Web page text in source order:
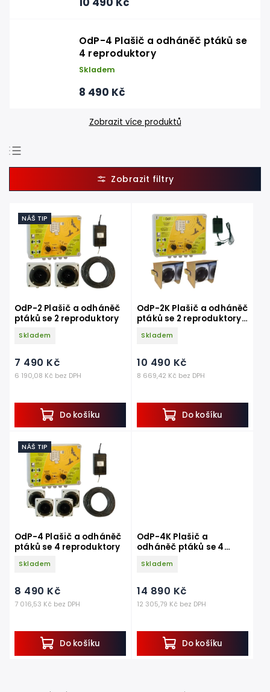
OdP-4 Plašič a odháněč ptáků se
4 reproduktory
Skladem
8 490 Kč
Zobrazit více produktů
Doporučujeme
Nejlevnější
Nejprodávanější
Abecedně
NÁŠ TIP
OdP-2 Plašič a odháněč
ptáků se 2 reproduktory
Skladem
6 190,08 Kč bez DPH
7 490 Kč
Do košíku
OdP-2K Plašič a odháněč
ptáků se 2 reproduktory s
Skladem
8 669,42 Kč bez DPH
10 490 Kč
Do košíku
NÁŠ TIP
OdP-4 Plašič a odháněč
ptáků se 4 reproduktory
Skladem
7 016,53 Kč bez DPH
8 490 Kč
Do košíku
OdP-4K Plašič a
odháněč ptáků se 4
Skladem
12 305,79 Kč bez DPH
14 890 Kč
Do košíku